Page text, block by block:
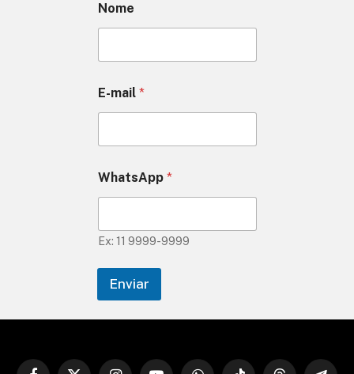
Nome
E-mail *
WhatsApp *
Ex: 11 9999-9999
Enviar